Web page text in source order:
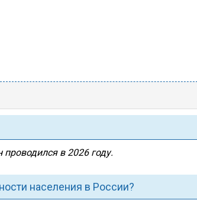
проводился в 2026 году.
населения в России?